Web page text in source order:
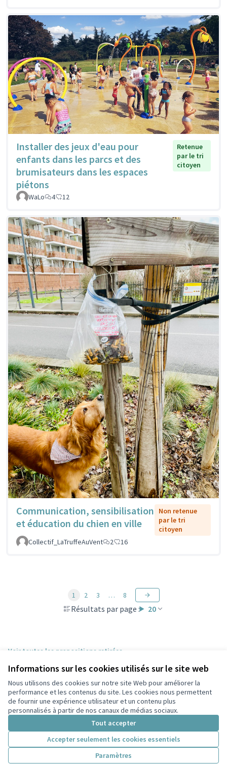
Informations sur les cookies utilisés sur le site web
Nous utilisons des cookies sur notre site Web pour améliorer la
performance et les contenus du site. Les cookies nous permettent
de fournir une expérience utilisateur et un contenu plus
personnalisés à partir de nos canaux de médias sociaux.
Tout accepter
Accepter seulement les cookies essentiels
Paramètres
Installer des jeux d'eau pour
enfants dans les parcs et des
brumisateurs dans les espaces
piétons
Retenue
par le tri
citoyen
WaLo 4 12
Communication, sensibilisation
et éducation du chien en ville
Non retenue
par le tri
citoyen
Collectif_LaTruffeAuVent
2 16
Résultats par page : 20
1 2 3 … 8
Voir toutes les propositions retirées
Conditions d'utilisation
Paramètres des cookies
Participez Villeurbanne sur X
(Lien externe)
Participez Villeurbanne sur Facebook
Participez Villeurbanne sur Instagram
Participez Villeurbanne sur YouTube
(Lien externe)
Site réalisé grâce aulogiciel libre Decidim .
Licence
(Lien